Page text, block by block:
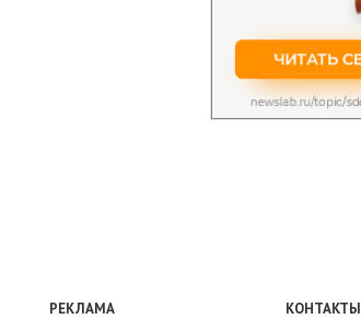
РЕКЛАМА КОНТАКТЫ